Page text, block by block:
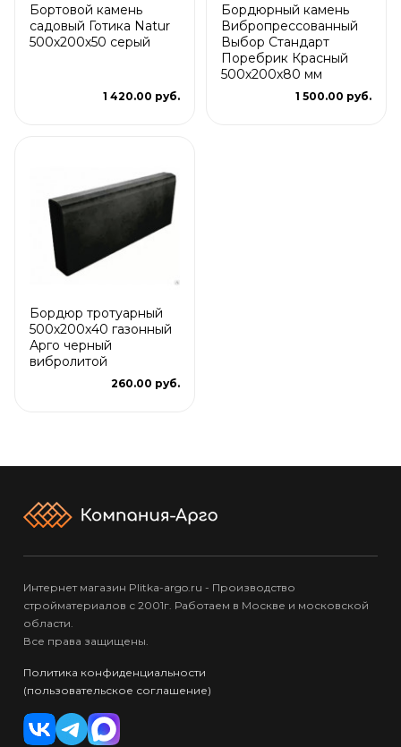
Бортовой камень
садовый Готика Natur
500х200х50 серый
1 420.00 руб.
Бордюрный камень
Вибропрессованный
Выбор Стандарт
Поребрик Красный
500х200х80 мм
1 500.00 руб.
Бордюр тротуарный
500х200х40 газонный
Арго черный
вибролитой
260.00 руб.
Интернет магазин Plitka-argo.ru - Производство
стройматериалов с 2001г. Работаем в Москве и московской
области.
Все права защищены.
Политика конфиденциальности
(пользовательское соглашение)